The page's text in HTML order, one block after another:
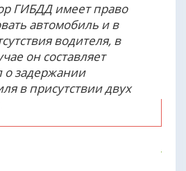
ГИБДД имеет право
автомобиль и в
водителя, в
он составляет
о задержании
в присутствии двух